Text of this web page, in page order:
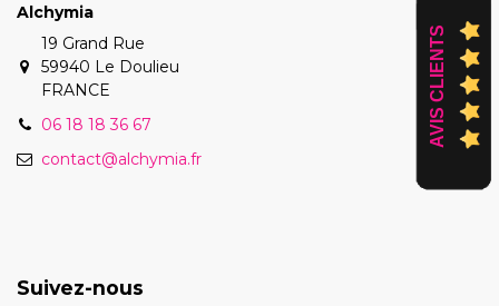
Alchymia
19 Grand Rue
59940 Le Doulieu
FRANCE
06 18 18 36 67
contact@alchymia.fr
AVIS CLIENTS
Suivez-nous